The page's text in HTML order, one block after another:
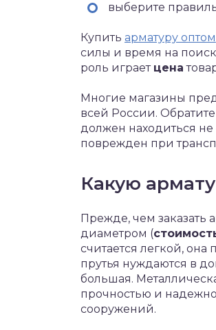
выберите
Купить арматуру оптом
силы и время на
роль играет цена
Многие магазины
всей России.
должен находиться не
поврежден при
Какую
Прежде, чем заказать
диаметром (
считается легкой,
прутья нуждаются в
большая.
прочностью и
сооружений.